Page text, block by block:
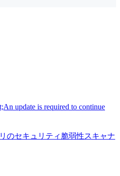
update is required to continue
のセキュリティ脆弱性スキャナ